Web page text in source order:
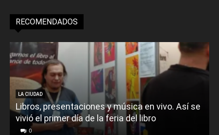
RECOMENDADOS
LA CIUDAD
Libros, presentaciones y música en vivo. Así se
vivió el primer día de la feria del libro
0